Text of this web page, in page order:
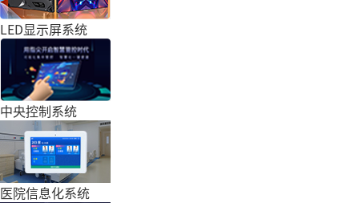
LED显示屏系统
中央控制系统
医院信息化系统